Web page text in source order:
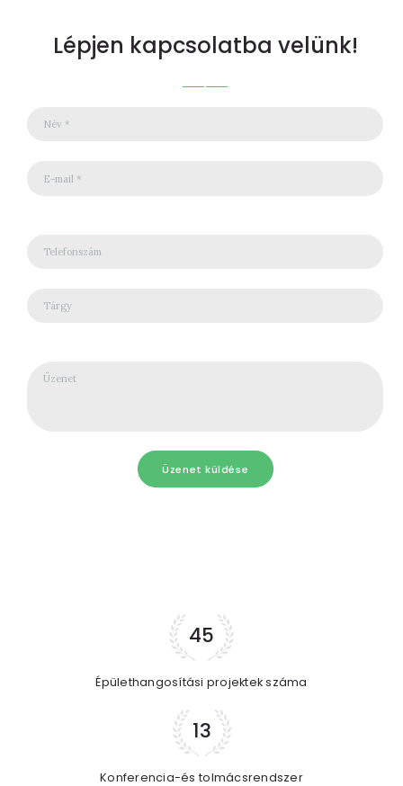
Lépjen kapcsolatba velünk!
45
Épülethangosítási projektek száma
13
Konferencia-és tolmácsrendszer